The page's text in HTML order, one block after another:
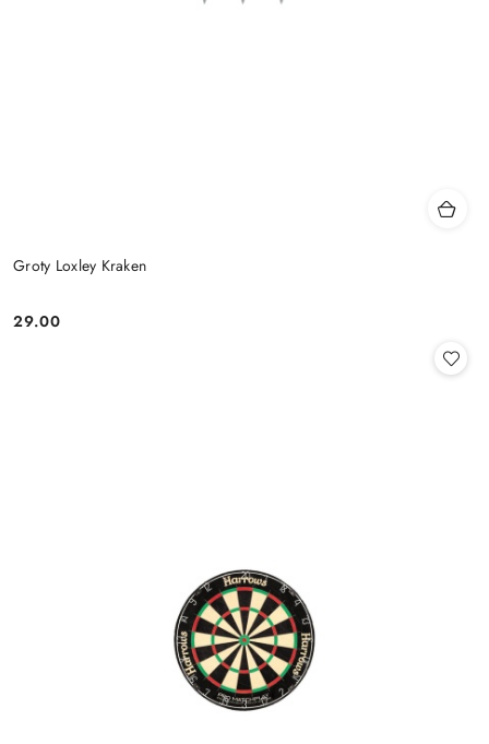
Groty Loxley Kraken
Cena:
29.00